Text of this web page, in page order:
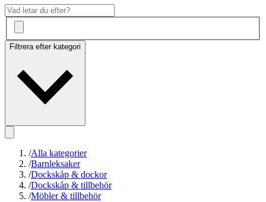
Filtrera efter kategori
/Alla kategorier
/Barnleksaker
/Dockskåp & dockor
/Dockskåp & tillbehör
/Möbler & tillbehör